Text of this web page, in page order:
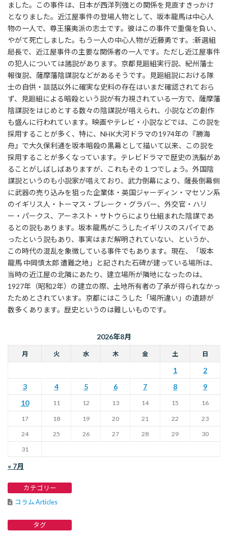
ました。この事件は、日本が西洋列強との関係を見直すきっかけ
となりました。近江屋事件の登場人物として、坂本龍馬は中心人
物の一人で、尊王攘夷派の志士です。彼はこの事件で重傷を負い、
やがて死亡しました。もう一人の中心人物が近藤勇です。:新選組
局長で、近江屋事件の主要な関係者の一人です。ただし近江屋事件
の犯人については諸説があります。京都見廻組実行説、紀州藩士
報復説、薩摩藩陰謀説などがあるそうです。見廻組説における隊
士の自供・談話以外に確実な史料の存在はいまだ確認されておら
ず、見廻組による暗殺という説が有力視されている一方で、薩摩藩
陰謀説をはじめとする数々の陰謀説が唱えられ、小説などの創作
も盛んに行われています。映画やテレビ・小説などでは、この説を
採用することが多く、特に、NHK大河ドラマの1974年の『勝海
舟』で大久保利通を坂本暗殺の黒幕として描いて以来、この説を
採用することが多くなっています。テレビドラマで歴史の洗脳があ
ることがしばしばありますが、これもその１つでしょう。外国陰
謀説というのも小説家が唱えており、武力倒幕により、薩長倒幕側
に武器の売り込みを狙った企業体・英国ジャーディン・マセソン系
のイギリス人・トーマス・ブレーク・グラバー、外交官・ハリ
ー・パークス、アーネスト・サトウらにより仕組まれた陰謀であ
るとの説もあります。坂本龍馬がこうしたイギリスのスパイであ
ったという説もあり、事実はまだ解明されていない、というか、
この時代の混乱を象徴している事件でもあります。現在、「坂本
龍馬 中岡慎太郎 遭難之地」と記された石碑が建っている場所は、
当時の近江屋の北隣にあたり、建立場所が隣地になったのは、
1927年（昭和2年）の建立の際、土地所有者の了承が得られなかっ
たためとされています。京都にはこうした「場所違い」の遺跡が
数多くあります。歴史というのは難しいものです。
2026年8月
月 火 水 木 金 土 日
1
2
3
4 5 6 7 8
9
10
11 12 13 14 15 16
17 18 19 20 21 22
23
24
25 26 27 28 29
30
31
« 7月
カテゴリー
コラム Articles
タグ